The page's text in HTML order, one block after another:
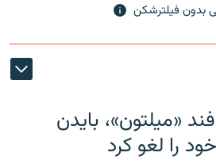
بدون فیلترشکن
«میلتون»، بایدن
را لغو کرد